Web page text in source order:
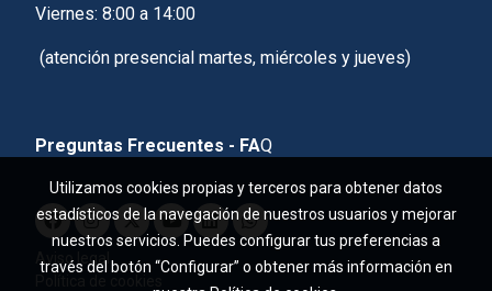
Viernes: 8:00 a 14:00
(atención presencial martes, miércoles y jueves)
Preguntas Frecuentes - FAQ
Aviso legal
Utilizamos cookies propias y terceros para obtener datos
estadísticos de la navegación de nuestros usuarios y mejorar
nuestros servicios. Puedes configurar tus preferencias a
través del botón “Configurar” o obtener más información en